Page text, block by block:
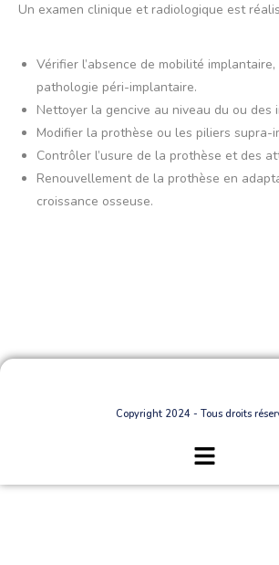
Un examen clinique et radiologique est
Vérifier l’absence de mobilité
pathologie péri-implantaire.
Nettoyer la gencive au niveau du ou des
Modifier la prothèse ou les piliers supra-
Contrôler l’usure de la prothèse et des
Renouvellement de la prothèse en
croissance osseuse.
Copyright 2024 - Tous droits